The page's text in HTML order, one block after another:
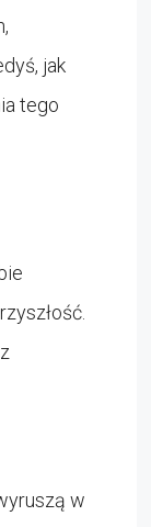
jak
tego
w